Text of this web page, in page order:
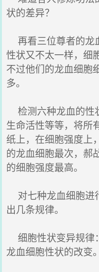
状的差异？
再看三位尊者的龙
性状又不太一样，细
不过他们的龙血细胞
多。
检测六种龙血的性
生命活性等等，将所
纸上，在细胞强度上
的龙血细胞最次，郝
的细胞强度最高。
对七种龙血细胞进
出几条规律。
细胞性状变异规律
龙血细胞性状的改变。